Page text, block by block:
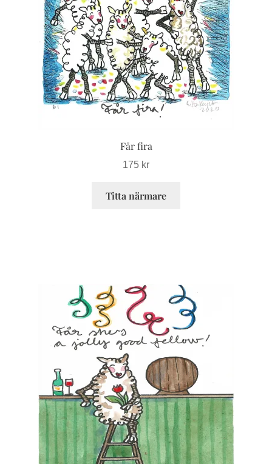
Får fira
175 kr
Titta närmare
De
olika
alternativen
kan
väljas
på
produktsidan
Den
här
produkten
har
varianter.
De
olika
alternativen
kan
väljas
på